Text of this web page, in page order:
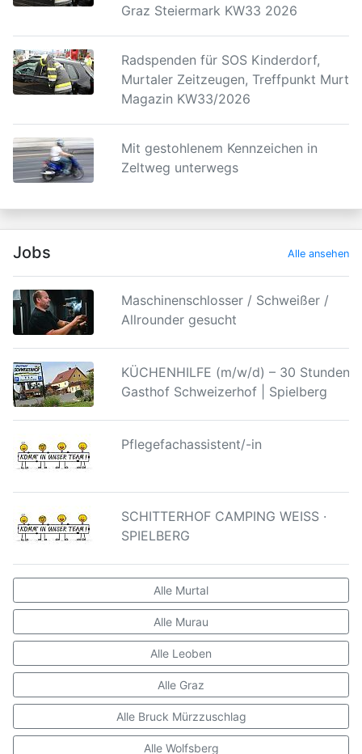
Graz Steiermark KW33 2026
Radspenden für SOS Kinderdorf,
Murtaler Zeitzeugen, Treffpunkt Murtal
Magazin KW33/2026
Mit gestohlenem Kennzeichen in
Zeltweg unterwegs
Jobs Alle ansehen
Maschinenschlosser / Schweißer /
Allrounder gesucht
KÜCHENHILFE (m/w/d) – 30 Stunden |
Gasthof Schweizerhof | Spielberg
Pflegefachassistent/-in
SCHITTERHOF CAMPING WEISS ·
SPIELBERG
Alle Murtal
Alle Murau
Alle Leoben
Alle Graz
Alle Bruck Mürzzuschlag
Alle Wolfsberg